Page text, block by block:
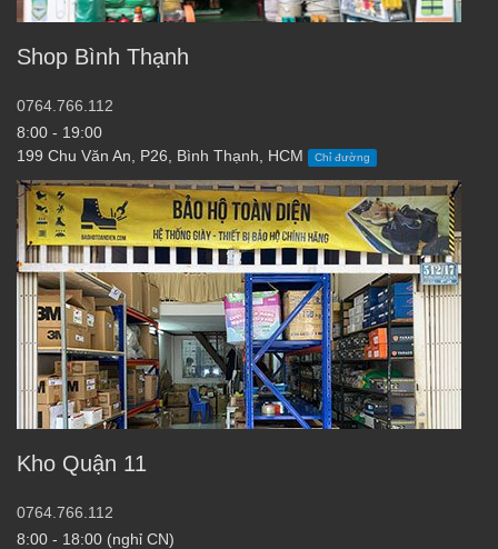
Shop Bình Thạnh
0764.766.112
8:00 - 19:00
199 Chu Văn An, P26, Bình Thạnh, HCM
Chỉ đường
Kho Quận 11
0764.766.112
8:00 - 18:00 (nghỉ CN)